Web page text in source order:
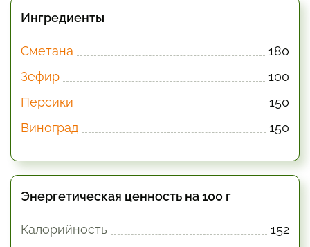
Ингредиенты
Сметана
180
Зефир
100
Персики
150
Виноград
150
Энергетическая ценность на 100 г
Калорийность
152